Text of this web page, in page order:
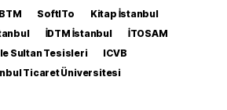
BTM SoftITo
Kitap İstanbul
İDTM İstanbul
İTOSAM
Sultan Tesisleri
ICVB
Ticaret Üniversitesi